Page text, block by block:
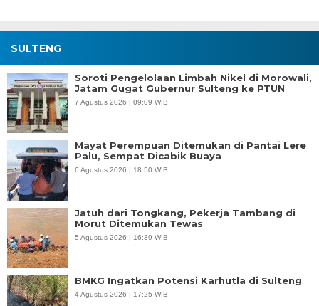
SULTENG
Soroti Pengelolaan Limbah Nikel di Morowali,
Jatam Gugat Gubernur Sulteng ke PTUN
7 Agustus 2026 | 09:09 WIB
Mayat Perempuan Ditemukan di Pantai Lere
Palu, Sempat Dicabik Buaya
6 Agustus 2026 | 18:50 WIB
Jatuh dari Tongkang, Pekerja Tambang di
Morut Ditemukan Tewas
5 Agustus 2026 | 16:39 WIB
BMKG Ingatkan Potensi Karhutla di Sulteng
4 Agustus 2026 | 17:25 WIB